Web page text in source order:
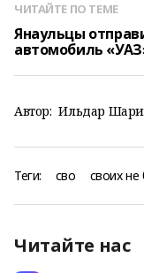
ЧИТАЙТЕ ПО ТЕМЕ
Янаульцы
автомобиль
Автор: Ильдар
Теги: сво своих
Читайте нас